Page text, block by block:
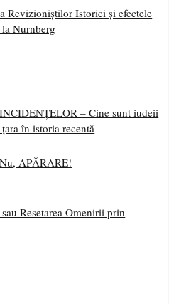
Revizioniștilor Istorici și efectele
Nurnberg
– Cine sunt iudeii
în istoria recentă
APĂRARE!
Resetarea Omenirii prin